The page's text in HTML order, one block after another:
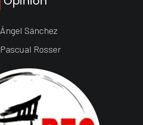
Ángel Sánchez
Pascual Rosser